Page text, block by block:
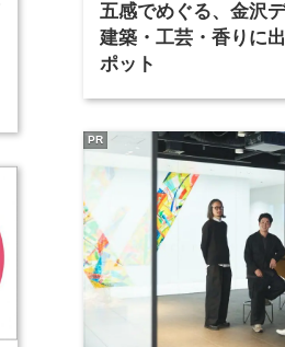
五感でめぐる、金沢デ
建築・工芸・香りに
ポット
PR